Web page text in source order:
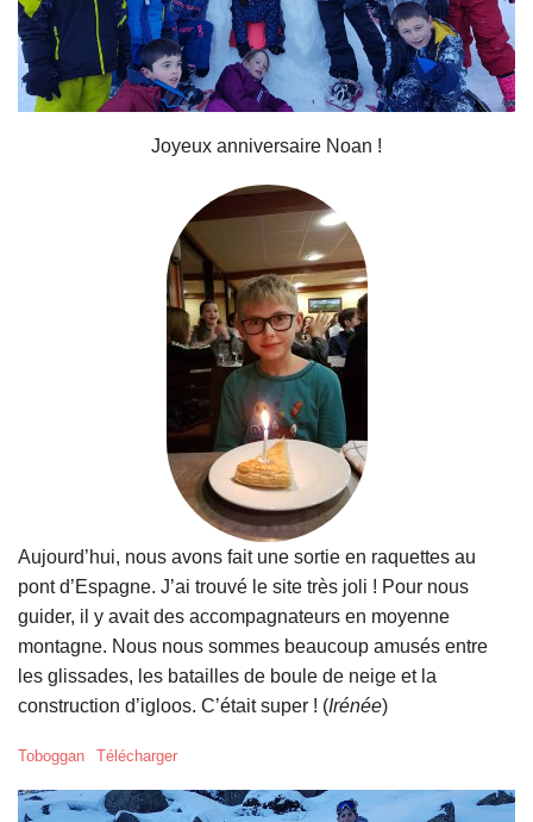
Liens utiles
Contact
Joyeux anniversaire Noan !
Aujourd’hui, nous avons fait une sortie en raquettes au
pont d’Espagne. J’ai trouvé le site très joli ! Pour nous
guider, il y avait des accompagnateurs en moyenne
montagne. Nous nous sommes beaucoup amusés entre
les glissades, les batailles de boule de neige et la
construction d’igloos. C’était super ! (Irénée)
Toboggan Télécharger